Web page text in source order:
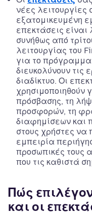
νέες λειτουργίες
εξατομικευμένη
επεκτάσεις είναι
συνήθως από
λειτουργίας του
για το
διευκολύνουν τις
διαδίκτυο. Οι
χρησιμοποιηθούν
πρόσβασης, τη
προσφορών, τη
διαφημίσεων και
στους χρήστες να
εμπειρία
προσωπικές τους
που τις καθιστά
Πώς
και οι